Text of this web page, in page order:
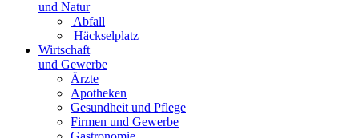
und Natur
Abfall
Häckselplatz
Wirtschaft
und Gewerbe
Ärzte
Apotheken
Gesundheit und Pflege
Firmen und Gewerbe